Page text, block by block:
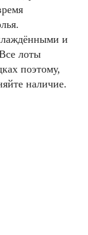
и
лоты
поэтому,
наличие.